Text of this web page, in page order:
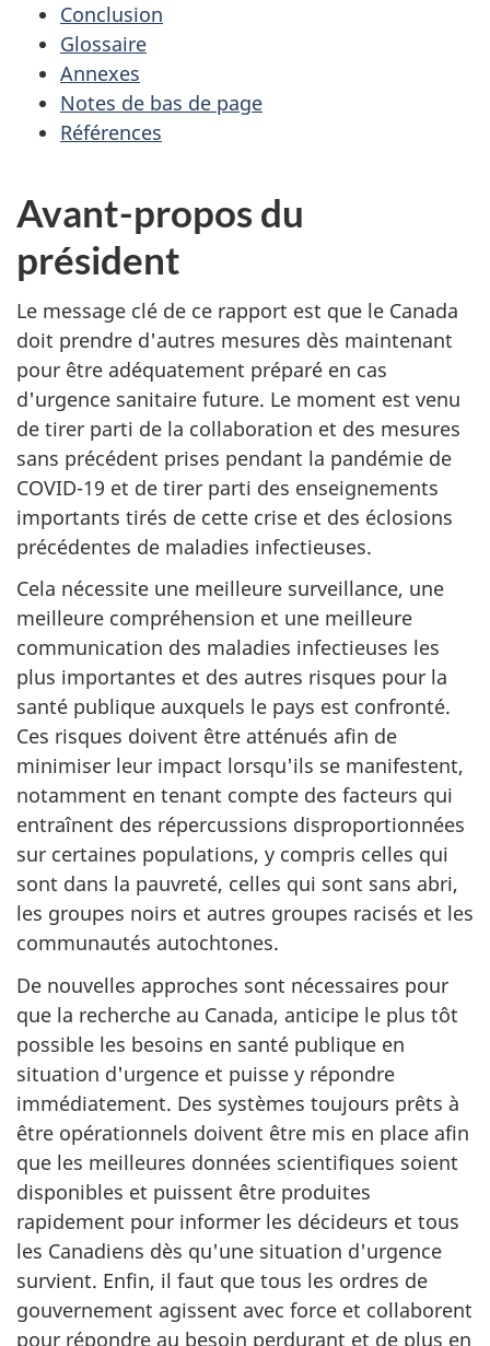
Conclusion
Glossaire
Annexes
Notes de bas de page
Références
Avant-propos du
président
Le message clé de ce rapport est que le Canada
doit prendre d'autres mesures dès maintenant
pour être adéquatement préparé en cas
d'urgence sanitaire future. Le moment est venu
de tirer parti de la collaboration et des mesures
sans précédent prises pendant la pandémie de
COVID-19 et de tirer parti des enseignements
importants tirés de cette crise et des éclosions
précédentes de maladies infectieuses.
Cela nécessite une meilleure surveillance, une
meilleure compréhension et une meilleure
communication des maladies infectieuses les
plus importantes et des autres risques pour la
santé publique auxquels le pays est confronté.
Ces risques doivent être atténués afin de
minimiser leur impact lorsqu'ils se manifestent,
notamment en tenant compte des facteurs qui
entraînent des répercussions disproportionnées
sur certaines populations, y compris celles qui
sont dans la pauvreté, celles qui sont sans abri,
les groupes noirs et autres groupes racisés et les
communautés autochtones.
De nouvelles approches sont nécessaires pour
que la recherche au Canada, anticipe le plus tôt
possible les besoins en santé publique en
situation d'urgence et puisse y répondre
immédiatement. Des systèmes toujours prêts à
être opérationnels doivent être mis en place afin
que les meilleures données scientifiques soient
disponibles et puissent être produites
rapidement pour informer les décideurs et tous
les Canadiens dès qu'une situation d'urgence
survient. Enfin, il faut que tous les ordres de
gouvernement agissent avec force et collaborent
pour répondre au besoin perdurant et de plus en